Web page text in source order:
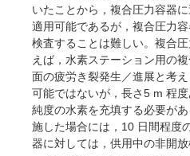
いたことから，複合圧力容器
適用可能であるが，複合圧力
検査することは難しい。複合
えば，水素ステーション用の
面の疲労き裂発生／進展と考
可能ではないが，長さ5 m 程
純度の水素を充填する必要が
施した場合には，10 日間程度
器に対しては，供用中の非開